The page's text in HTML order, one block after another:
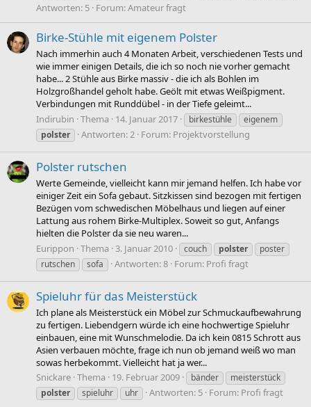
Antworten: 5 Forum:Amateur fragt
Birke-Stühle mit eigenem Polster
Nach immerhin auch 4 Monaten Arbeit, verschiedenen Tests und
wie immer einigen Details, die ich so noch nie vorher gemacht
habe... 2 Stühle aus Birke massiv - die ich als Bohlen im
Holzgroßhandel geholt habe. Geölt mit etwas Weißpigment.
Verbindungen mit Runddübel - in der Tiefe geleimt...
Indirubin Thema 14. Januar 2017 birkestühle
eigenem
polster
Antworten: 2 Forum: Projektvorstellung
Polster rutschen
Werte Gemeinde, vielleicht kann mir jemand helfen. Ich habe vor
einiger Zeit ein Sofa gebaut. Sitzkissen sind bezogen mit fertigen
Bezügen vom schwedischen Möbelhaus und liegen auf einer
Lattung aus rohem Birke-Multiplex. Soweit so gut, Anfangs
hielten die Polster da sie neu waren...
Eurippon Thema 3. Januar 2010 couch polster
poster
rutschen
sofa Antworten: 8 Forum: Profi fragt
Spieluhr für das Meisterstück
Ich plane als Meisterstück ein Möbel zur Schmuckaufbewahrung
zu fertigen. Liebendgern würde ich eine hochwertige Spieluhr
einbauen, eine mit Wunschmelodie. Da ich kein 0815 Schrott aus
Asien verbauen möchte, frage ich nun ob jemand weiß wo man
sowas herbekommt. Vielleicht hat ja wer...
Snickare Thema 19. Februar 2009 bänder
meisterstück
polster
spieluhr uhr Antworten: 5 Forum: Profi fragt